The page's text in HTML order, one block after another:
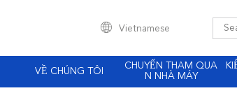
Vietnamese
VỀ CHÚNG TÔI
CHUYẾN THAM QUA
N NHÀ MÁY